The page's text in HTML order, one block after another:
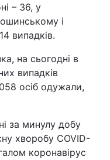
– 36, у
і
випадків.
на сьогодні в
випадків
осіб одужали,
за минулу добу
хворобу COVID-
коронавірус